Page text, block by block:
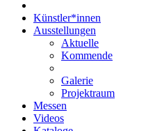
Künstler*innen
Ausstellungen
Aktuelle
Kommende
Galerie
Projektraum
Messen
Videos